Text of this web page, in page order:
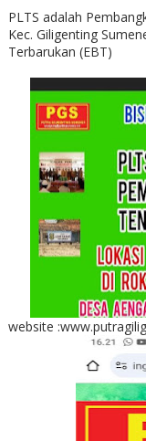
PLTS adalah
Kec. Giligenting
Terbarukan (EBT)
website